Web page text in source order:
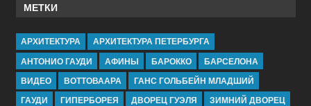
МЕТКИ
АРХИТЕКТУРА
АРХИТЕКТУРА ПЕТЕРБУРГА
АНТОНИО ГАУДИ
АФИНЫ БАРОККО
БАРСЕЛОНА
ВИДЕО
ВОТТОВААРА
ГАНС ГОЛЬБЕЙН МЛАДШИЙ
ГАУДИ
ГИПЕРБОРЕЯ ДВОРЕЦ ГУЭЛЯ
ЗИМНИЙ ДВОРЕЦ